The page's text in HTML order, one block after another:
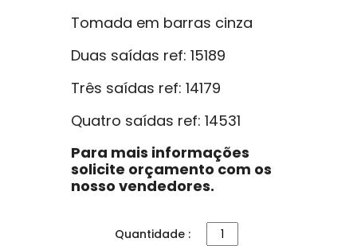
Tomada em barras cinza
Duas saídas ref: 15189
Três saídas ref: 14179
Quatro saídas ref: 14531
Para mais informações
solicite orçamento com os
nosso vendedores.
Quantidade :